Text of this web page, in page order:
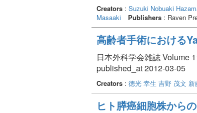
Creators : Suzuki Nobuaki
Masaaki
Publishers : Raven
高齢者手術における
日本外科学会雑誌 Volume
published_at 2012-03-05
Creators : 徳光 幸生 吉野 茂文 新
ヒト膵癌細胞株から